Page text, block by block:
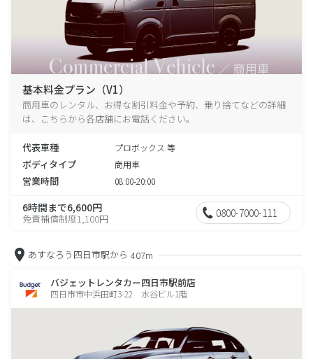
基本料金プラン（V1）
商用車のレンタル、お得な割引料金や予約、乗り捨てなどの詳細
は、こちらから各店舗にお電話ください。
代表車種 プロボックス 等
ボディタイプ 商用車
営業時間 08:00-20:00
6時間まで6,600円
免責補償制度1,100円 0800-7000-111
あすなろう四日市駅から 407m
バジェットレンタカー四日市駅前店
四日市市中浜田町3-22 水谷ビル1階